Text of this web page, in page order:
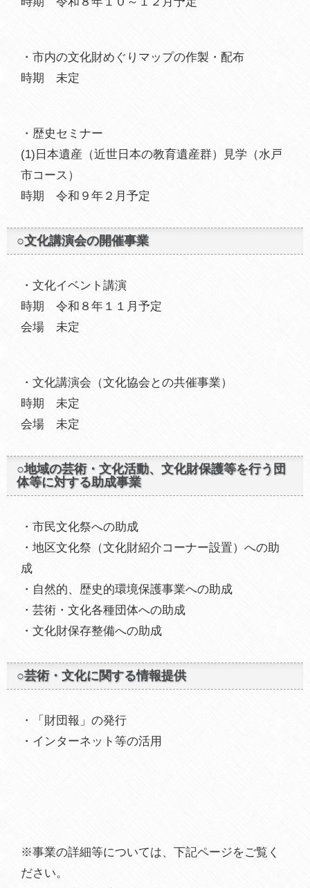
・市内の文化財めぐりマップの作製・配布
時期 未定
・歴史セミナー
(1)日本遺産（近世日本の教育遺産群）見学（水戸
市コース）
時期 令和９年２月予定
○文化講演会の開催事業
・文化イベント講演
時期 令和８年１１月予定
会場 未定
・文化講演会（文化協会との共催事業）
時期 未定
会場 未定
○地域の芸術・文化活動、文化財保護等を行う団
体等に対する助成事業
・市民文化祭への助成
・地区文化祭（文化財紹介コーナー設置）への助
成
・自然的、歴史的環境保護事業への助成
・芸術・文化各種団体への助成
・文化財保存整備への助成
○芸術・文化に関する情報提供
・「財団報」の発行
・インターネット等の活用
※事業の詳細等については、下記ページをご覧く
ださい。